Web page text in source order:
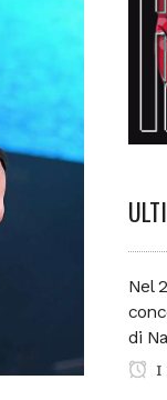
Nel
di